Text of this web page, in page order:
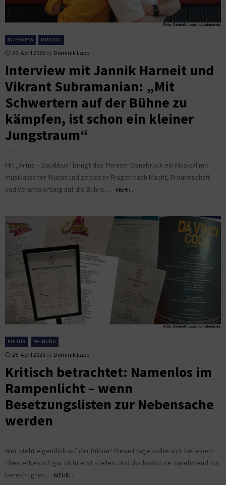
INTERVIEW MUSICAL
26. April 2026 by Dominik Lapp
Interview mit Jannik Harneit und
Vikrant Subramanian: „Mit
Schwertern auf der Bühne zu
kämpfen, ist schon ein kleiner
Jungstraum“
Mit „Artus – Excalibur“ bringt das Theater Osnabrück ein Musical mit
musikalischer Wucht und zeitlosen Fragen nach Macht, Freundschaft
und Verantwortung auf die Bühne....
MEHR...
KULTUR MEINUNG
25. April 2026 by Dominik Lapp
Kritisch betrachtet: Namenlos im
Rampenlicht – wenn
Besetzungslisten zur Nebensache
werden
Wer steht eigentlich auf der Bühne? Diese Frage sollte sich bei einem
Theaterbesuch gar nicht erst stellen. Und doch wird sie zunehmend zur
berechtigten...
MEHR...